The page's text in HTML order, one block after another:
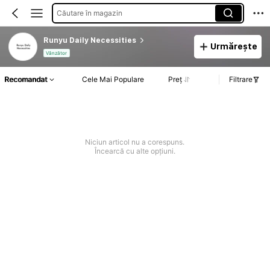
Căutare în magazin
Runyu Daily Necessities
Vânzător
Urmărește
Recomandat Cele Mai Populare Preț Filtrare
Niciun articol nu a corespuns.
Încearcă cu alte opțiuni.